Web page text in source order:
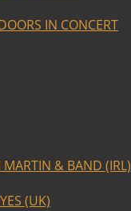
IN CONCERT
& BAND (IRL)
(UK)